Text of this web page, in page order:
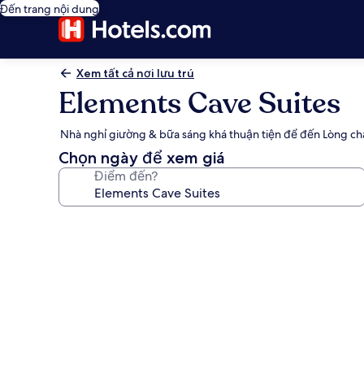
Đến trang nội dung
Xem tất cả nơi lưu trú
Elements Cave Suites
Nhà nghỉ giường & bữa sáng khá thuận tiện để đến Lòng
Chọn ngày để xem giá
Điểm đến?